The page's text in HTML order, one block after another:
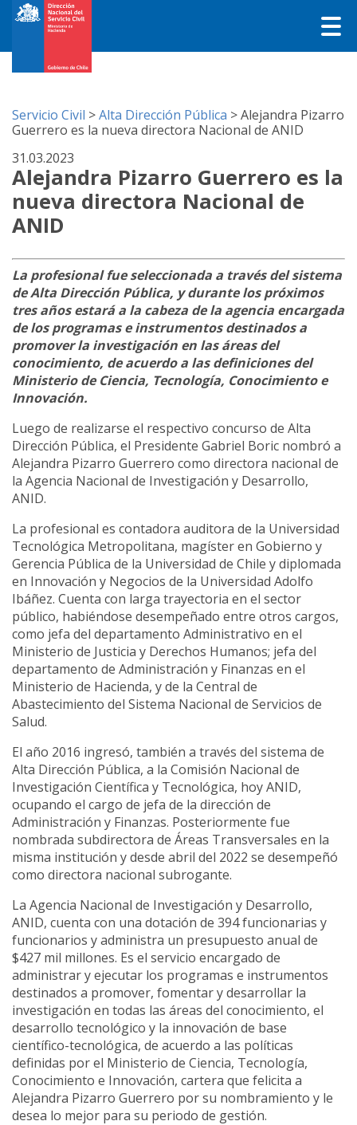
Servicio Civil >Alta Dirección Pública >Alejandra Pizarro
Guerrero es la nueva directora Nacional de ANID
31.03.2023
Alejandra Pizarro Guerrero es la
nueva directora Nacional de
ANID
La profesional fue seleccionada a través del sistema
de Alta Dirección Pública, y durante los próximos
tres años estará a la cabeza de la agencia encargada
de los programas e instrumentos destinados a
promover la investigación en las áreas del
conocimiento, de acuerdo a las definiciones del
Ministerio de Ciencia, Tecnología, Conocimiento e
Innovación.
Luego de realizarse el respectivo concurso de Alta
Dirección Pública, el Presidente Gabriel Boric nombró a
Alejandra Pizarro Guerrero como directora nacional de
la Agencia Nacional de Investigación y Desarrollo,
ANID.
La profesional es contadora auditora de la Universidad
Tecnológica Metropolitana, magíster en Gobierno y
Gerencia Pública de la Universidad de Chile y diplomada
en Innovación y Negocios de la Universidad Adolfo
Ibáñez. Cuenta con larga trayectoria en el sector
público, habiéndose desempeñado entre otros cargos,
como jefa del departamento Administrativo en el
Ministerio de Justicia y Derechos Humanos; jefa del
departamento de Administración y Finanzas en el
Ministerio de Hacienda, y de la Central de
Abastecimiento del Sistema Nacional de Servicios de
Salud.
El año 2016 ingresó, también a través del sistema de
Alta Dirección Pública, a la Comisión Nacional de
Investigación Científica y Tecnológica, hoy ANID,
ocupando el cargo de jefa de la dirección de
Administración y Finanzas. Posteriormente fue
nombrada subdirectora de Áreas Transversales en la
misma institución y desde abril del 2022 se desempeñó
como directora nacional subrogante.
La Agencia Nacional de Investigación y Desarrollo,
ANID, cuenta con una dotación de 394 funcionarias y
funcionarios y administra un presupuesto anual de
$427 mil millones. Es el servicio encargado de
administrar y ejecutar los programas e instrumentos
destinados a promover, fomentar y desarrollar la
investigación en todas las áreas del conocimiento, el
desarrollo tecnológico y la innovación de base
científico-tecnológica, de acuerdo a las políticas
definidas por el Ministerio de Ciencia, Tecnología,
Conocimiento e Innovación, cartera que felicita a
Alejandra Pizarro Guerrero por su nombramiento y le
desea lo mejor para su periodo de gestión.